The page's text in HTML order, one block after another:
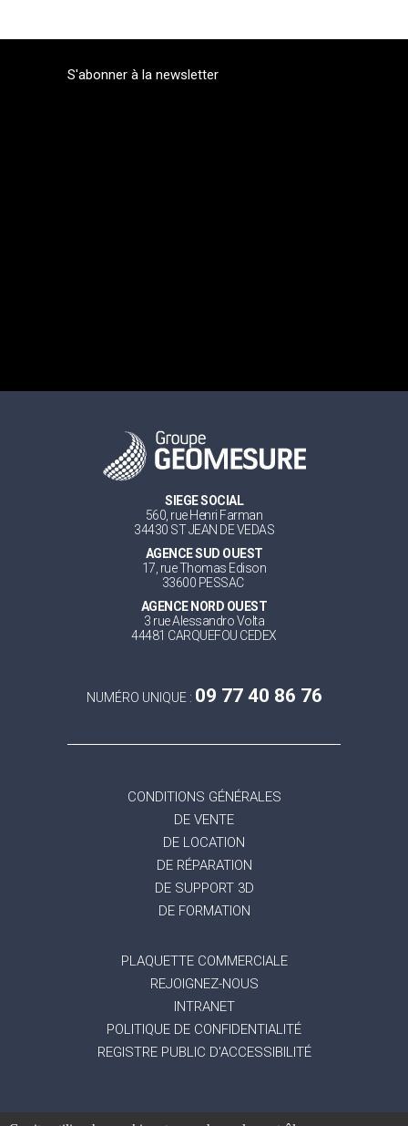
S'abonner à la newsletter
SIEGE SOCIAL
560, rue Henri Farman
34430 ST JEAN DE VEDAS
AGENCE SUD OUEST
17, rue Thomas Edison
33600 PESSAC
AGENCE NORD OUEST
3 rue Alessandro Volta
44481 CARQUEFOU CEDEX
NUMÉRO UNIQUE : 09 77 40 86 76
CONDITIONS GÉNÉRALES
DE VENTE
DE LOCATION
DE RÉPARATION
DE SUPPORT 3D
DE FORMATION
PLAQUETTE COMMERCIALE
REJOIGNEZ-NOUS
INTRANET
POLITIQUE DE CONFIDENTIALITÉ
REGISTRE PUBLIC D'ACCESSIBILITÉ